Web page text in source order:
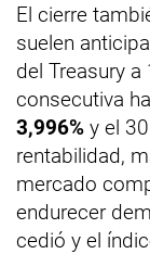
El cierre
suelen
del Treasury
consecutiva
3,996% y el
rentabilidad,
mercado
endurecer
cedió y el